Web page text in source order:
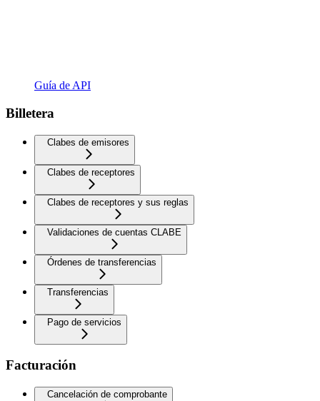
Guía de API
Billetera
Clabes de emisores
Clabes de receptores
Clabes de receptores y sus reglas
Validaciones de cuentas CLABE
Órdenes de transferencias
Transferencias
Pago de servicios
Facturación
Cancelación de comprobante